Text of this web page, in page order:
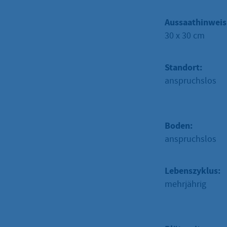
30 x 30 cm
Standort:
anspruchslos
Boden:
anspruchslos
Lebenszyklus:
mehrjährig